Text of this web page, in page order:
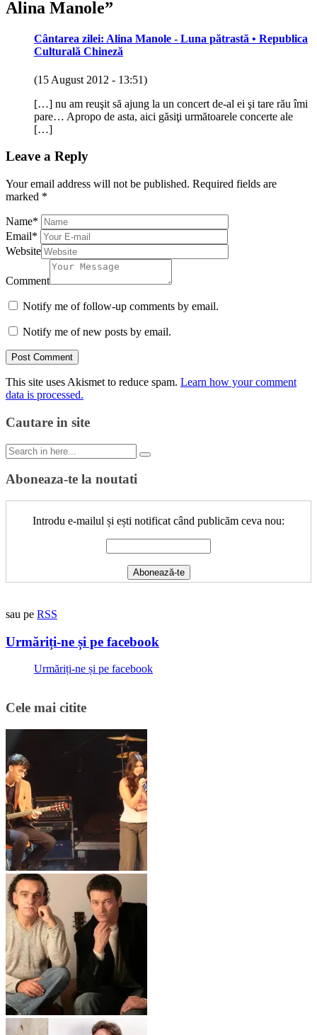
Alina Manole”
Cântarea zilei: Alina Manole - Luna pătrastă • Republica
Culturală Chineză
(15 August 2012 - 13:51)
[…] nu am reuşit să ajung la un concert de-al ei şi tare rău îmi
pare… Apropo de asta, aici găsiţi următoarele concerte ale
[…]
Leave a Reply
Your email address will not be published. Required fields are
marked *
Name*
Email*
Website
Comment
Notify me of follow-up comments by email.
Notify me of new posts by email.
This site uses Akismet to reduce spam. Learn how your comment
data is processed.
Cautare in site
Search
for:
Aboneaza-te la noutati
Introdu e-mailul și ești notificat când publicăm ceva nou:
sau pe RSS
Urmăriți-ne și pe facebook
Urmăriți-ne și pe facebook
Cele mai citite